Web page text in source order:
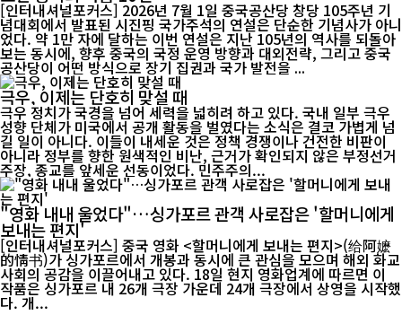
[인터내셔널포커스] 2026년 7월 1일 중국공산당 창당 105주년 기
념대회에서 발표된 시진핑 국가주석의 연설은 단순한 기념사가 아니
었다. 약 1만 자에 달하는 이번 연설은 지난 105년의 역사를 되돌아
보는 동시에, 향후 중국의 국정 운영 방향과 대외전략, 그리고 중국
공산당이 어떤 방식으로 장기 집권과 국가 발전을 ...
극우, 이제는 단호히 맞설 때
극우 정치가 국경을 넘어 세력을 넓히려 하고 있다. 국내 일부 극우
성향 단체가 미국에서 공개 활동을 벌였다는 소식은 결코 가볍게 넘
길 일이 아니다. 이들이 내세운 것은 정책 경쟁이나 건전한 비판이
아니라 정부를 향한 원색적인 비난, 근거가 확인되지 않은 부정선거
주장, 종교를 앞세운 선동이었다. 민주주의...
"영화 내내 울었다"…싱가포르 관객 사로잡은 '할머니에게
보내는 편지'
[인터내셔널포커스] 중국 영화 <할머니에게 보내는 편지>(给阿嬷
的情书)가 싱가포르에서 개봉과 동시에 큰 관심을 모으며 해외 화교
사회의 공감을 이끌어내고 있다. 18일 현지 영화업계에 따르면 이
작품은 싱가포르 내 26개 극장 가운데 24개 극장에서 상영을 시작했
다. 개...